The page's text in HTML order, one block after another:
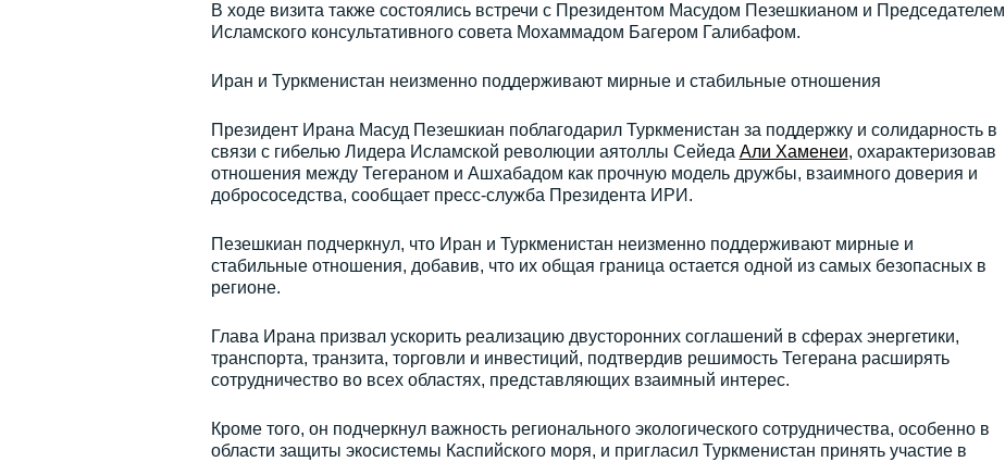
В ходе визита также состоялись встречи с Президентом Масудом Пезешкианом и Председателем
Исламского консультативного совета Мохаммадом Багером Галибафом.
Иран и Туркменистан неизменно поддерживают мирные и стабильные отношения
Президент Ирана Масуд Пезешкиан поблагодарил Туркменистан за поддержку и солидарность в
связи с гибелью Лидера Исламской революции аятоллы Сейеда Али Хаменеи, охарактеризовав
отношения между Тегераном и Ашхабадом как прочную модель дружбы, взаимного доверия и
добрососедства, сообщает пресс-служба Президента ИРИ.
Пезешкиан подчеркнул, что Иран и Туркменистан неизменно поддерживают мирные и
стабильные отношения, добавив, что их общая граница остается одной из самых безопасных в
регионе.
Глава Ирана призвал ускорить реализацию двусторонних соглашений в сферах энергетики,
транспорта, транзита, торговли и инвестиций, подтвердив решимость Тегерана расширять
сотрудничество во всех областях, представляющих взаимный интерес.
Кроме того, он подчеркнул важность регионального экологического сотрудничества, особенно в
области защиты экосистемы Каспийского моря, и пригласил Туркменистан принять участие в